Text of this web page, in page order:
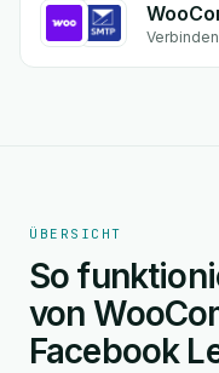
ÜBERSICHT
So
von
Facebook